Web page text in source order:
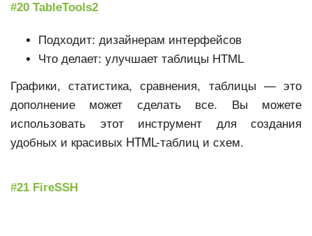
#20 TableTools2
Подходит: дизайнерам интерфейсов
Что делает: улучшает таблицы HTML
Графики, статистика, сравнения, таблицы — это
дополнение может сделать все. Вы можете
использовать этот инструмент для создания
удобных и красивых HTML-таблиц и схем.
#21 FireSSH